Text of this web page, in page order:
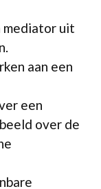
mediator uit
aan een
een
over de